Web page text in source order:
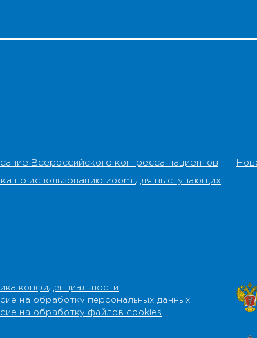
Всероссийского конгресса пациентов
по использованию zoom для выступающих
конфиденциальности
на обработку персональных данных
на обработку файлов cookies